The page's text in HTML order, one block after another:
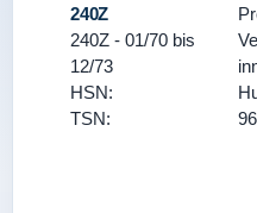
240Z
240Z - 01/70 bis
12/73
HSN:
TSN: